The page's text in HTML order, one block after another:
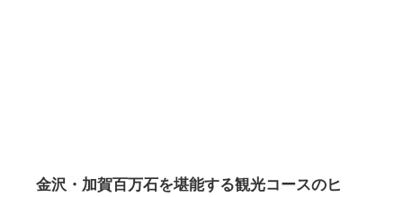
金沢・加賀百万石を堪能する観光コースのヒ